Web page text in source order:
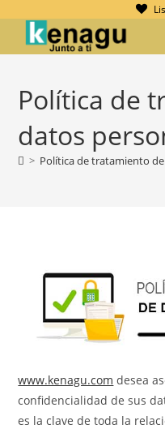
contenido
Política de
datos
> Política de tratamiento
www.kenagu.com desea
confidencialidad de sus
es la clave de toda la